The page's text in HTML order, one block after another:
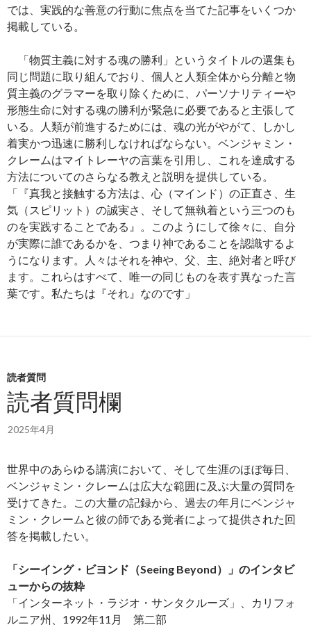
では、実践的な善意の行動に焦点を当てた記事をいくつか
掲載している。
「物質主義に対する魂の勝利」というタイトルの選集も
同じ問題に取り組んでおり、個人と人類全体から分離と物
質主義のグラマーを取り除くために、パーソナリティーや
形態生命に対する魂の勝利が緊急に必要であると主張して
いる。人類が前進するためには、魂の光がやがて、しかし
着実かつ迅速に勝利しなければならない。ベンジャミン・
クレームはマイトレーヤの言葉を引用し、これを達成する
方法についてのさらなる教えと説明を提供している。
「『真我と接触する方法は、心（マインド）の正直さ、生
気（スピリット）の誠実さ、そして無執着という三つのも
のを実践することである』。このようにして徐々に、自分
が実際に誰であるかを、つまり神であることを認識するよ
うになります。人々はそれを神や、父、主、絶対者と呼び
ます。これらはすべて、唯一の同じものを表す異なった言
葉です。私たちは『それ』なのです」
読者質問
読者質問欄
2025年4月
世界中のあらゆる講演において、そして生涯のほぼ毎日、
ベンジャミン・クレームは広大な範囲に及ぶ大量の質問を
受けてきた。この大量の記録から、過去の年月にベンジャ
ミン・クレームと彼の師である覚者によって提供された回
答を掲載したい。
「シーイング・ビヨンド（Seeing Beyond）」のインタビ
ューからの抜粋
「インターネット・ラジオ・サンタクルーズ」、カリフォ
ルニア州、1992年11月 第二部